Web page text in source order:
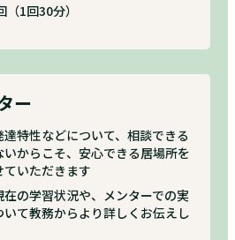
（1回30分）
ー
特性などについて、相談できる
いからこそ、安心できる居場所を
ていただきます
在の学習状況や、メンターでの実
いて教務からより詳しくお伝えし